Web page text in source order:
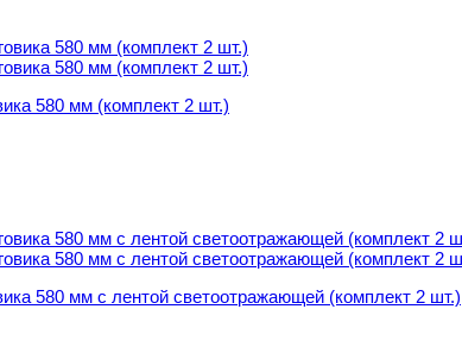
580 мм (комплект 2 шт.)
580 мм (комплект 2 шт.)
580 мм с лентой светоотражающей (комплект 2 шт.)
580 мм с лентой светоотражающей (комплект 2 шт.)